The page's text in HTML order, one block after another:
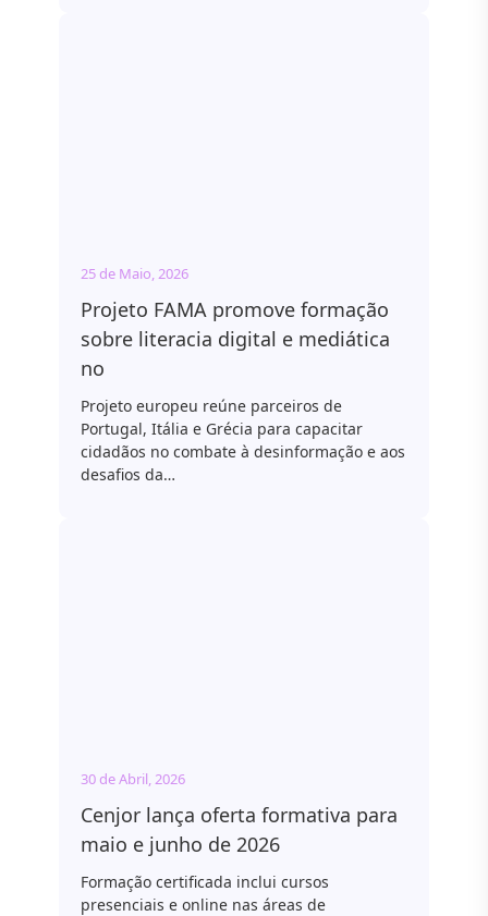
25 de Maio, 2026
Projeto FAMA promove formação
sobre literacia digital e mediática
no
Projeto europeu reúne parceiros de
Portugal, Itália e Grécia para capacitar
cidadãos no combate à desinformação e aos
desafios da…
30 de Abril, 2026
Cenjor lança oferta formativa para
maio e junho de 2026
Formação certificada inclui cursos
presenciais e online nas áreas de